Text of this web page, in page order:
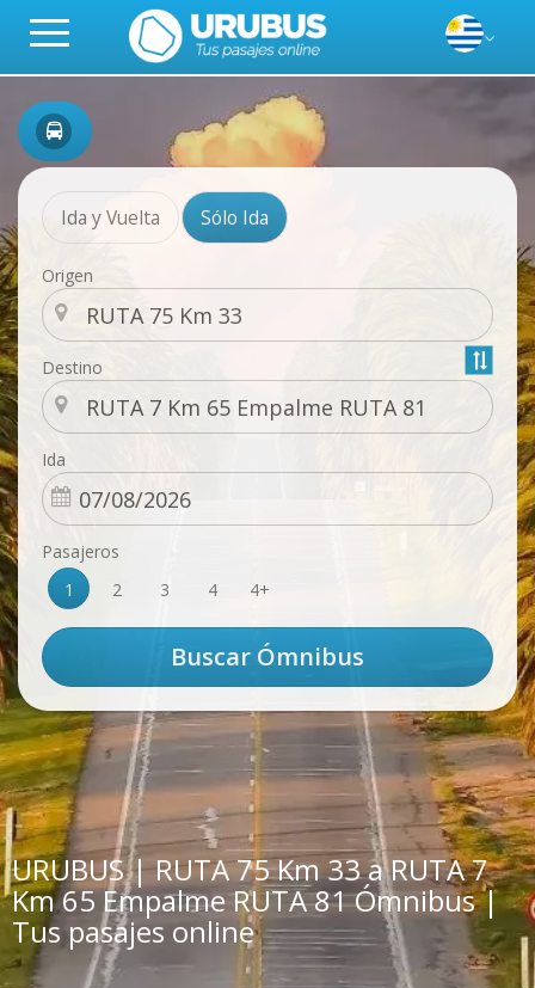
Ida y Vuelta Sólo Ida
Origen
Destino
Ida
Pasajeros
1
2 3 4 4+
URUBUS | RUTA 75 Km 33 a RUTA 7
Km 65 Empalme RUTA 81 Ómnibus |
Tus pasajes online